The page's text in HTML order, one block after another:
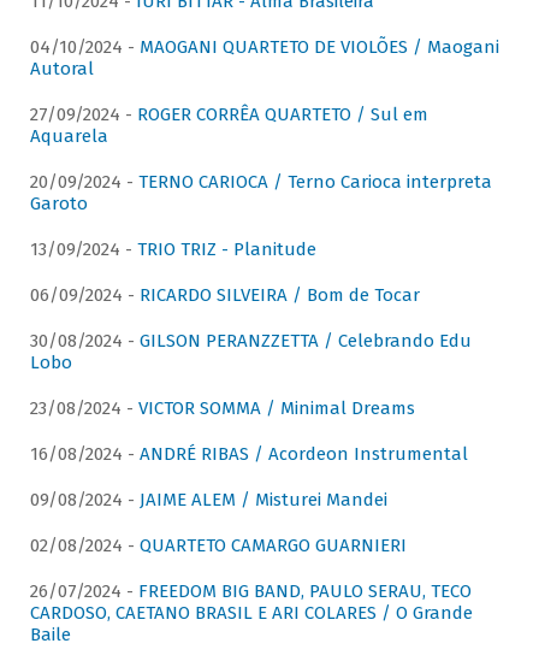
04/10/2024 - MAOGANI QUARTETO DE VIOLÕES / Maogani
Autoral
27/09/2024 - ROGER CORRÊA QUARTETO / Sul em
Aquarela
20/09/2024 - TERNO CARIOCA / Terno Carioca interpreta
Garoto
13/09/2024 - TRIO TRIZ - Planitude
06/09/2024 - RICARDO SILVEIRA / Bom de Tocar
30/08/2024 - GILSON PERANZZETTA / Celebrando Edu
Lobo
23/08/2024 - VICTOR SOMMA / Minimal Dreams
16/08/2024 - ANDRÉ RIBAS / Acordeon Instrumental
09/08/2024 - JAIME ALEM / Misturei Mandei
02/08/2024 - QUARTETO CAMARGO GUARNIERI
26/07/2024 - FREEDOM BIG BAND, PAULO SERAU, TECO
CARDOSO, CAETANO BRASIL E ARI COLARES / O Grande
Baile